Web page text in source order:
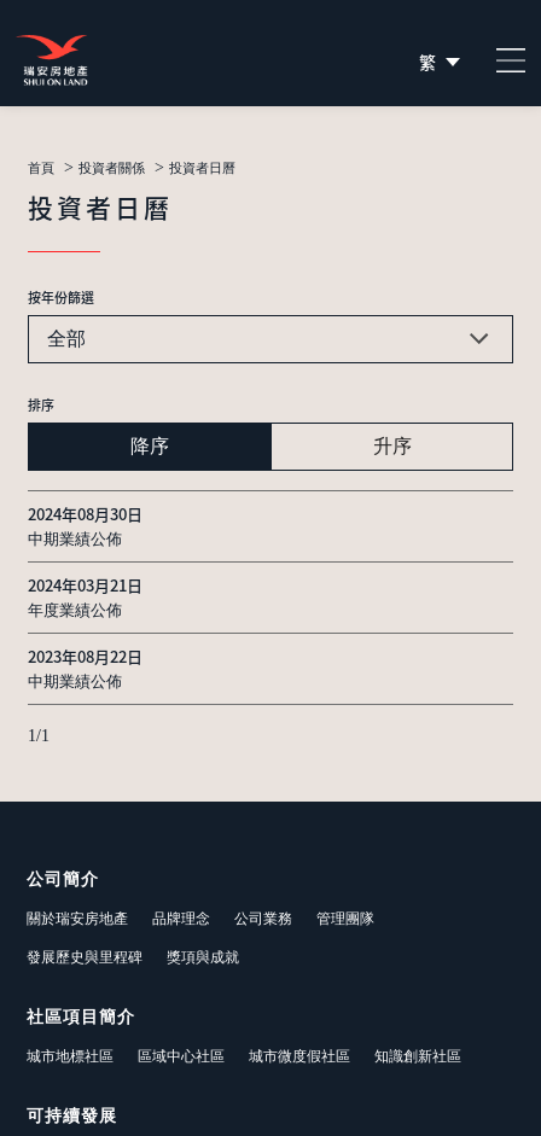
繁
简
首頁 > 投資者關係 > 投資者日曆
投資者日曆
按年份篩選
全部
排序
降序 升序
2024年08月30日
中期業績公佈
2024年03月21日
年度業績公佈
2023年08月22日
中期業績公佈
1/1
公司簡介
關於瑞安房地產 品牌理念 公司業務 管理團隊
發展歷史與里程碑 獎項與成就
社區項目簡介
城市地標社區 區域中心社區 城市微度假社區 知識創新社區
可持續發展